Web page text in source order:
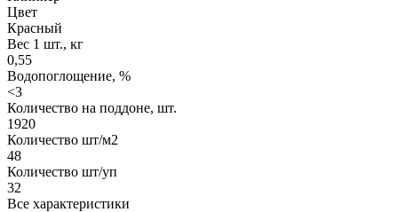
Цвет
Красный
Вес 1 шт., кг
0,55
Водопоглощение, %
<3
Количество на поддоне, шт.
1920
Количество шт/м2
48
Количество шт/уп
32
Все характеристики